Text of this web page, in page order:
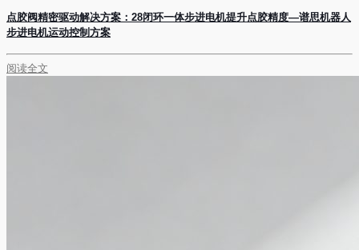
点胶阀精密驱动解决方案：28闭环一体步进电机提升点胶精度—谱思机器人
步进电机运动控制方案
阅读全文